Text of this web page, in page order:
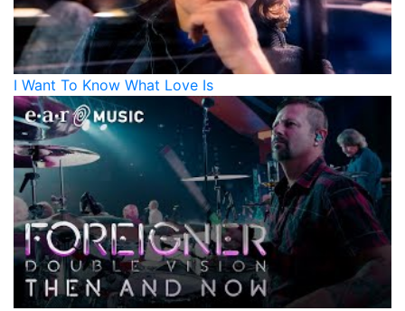
I Want To Know What Love Is